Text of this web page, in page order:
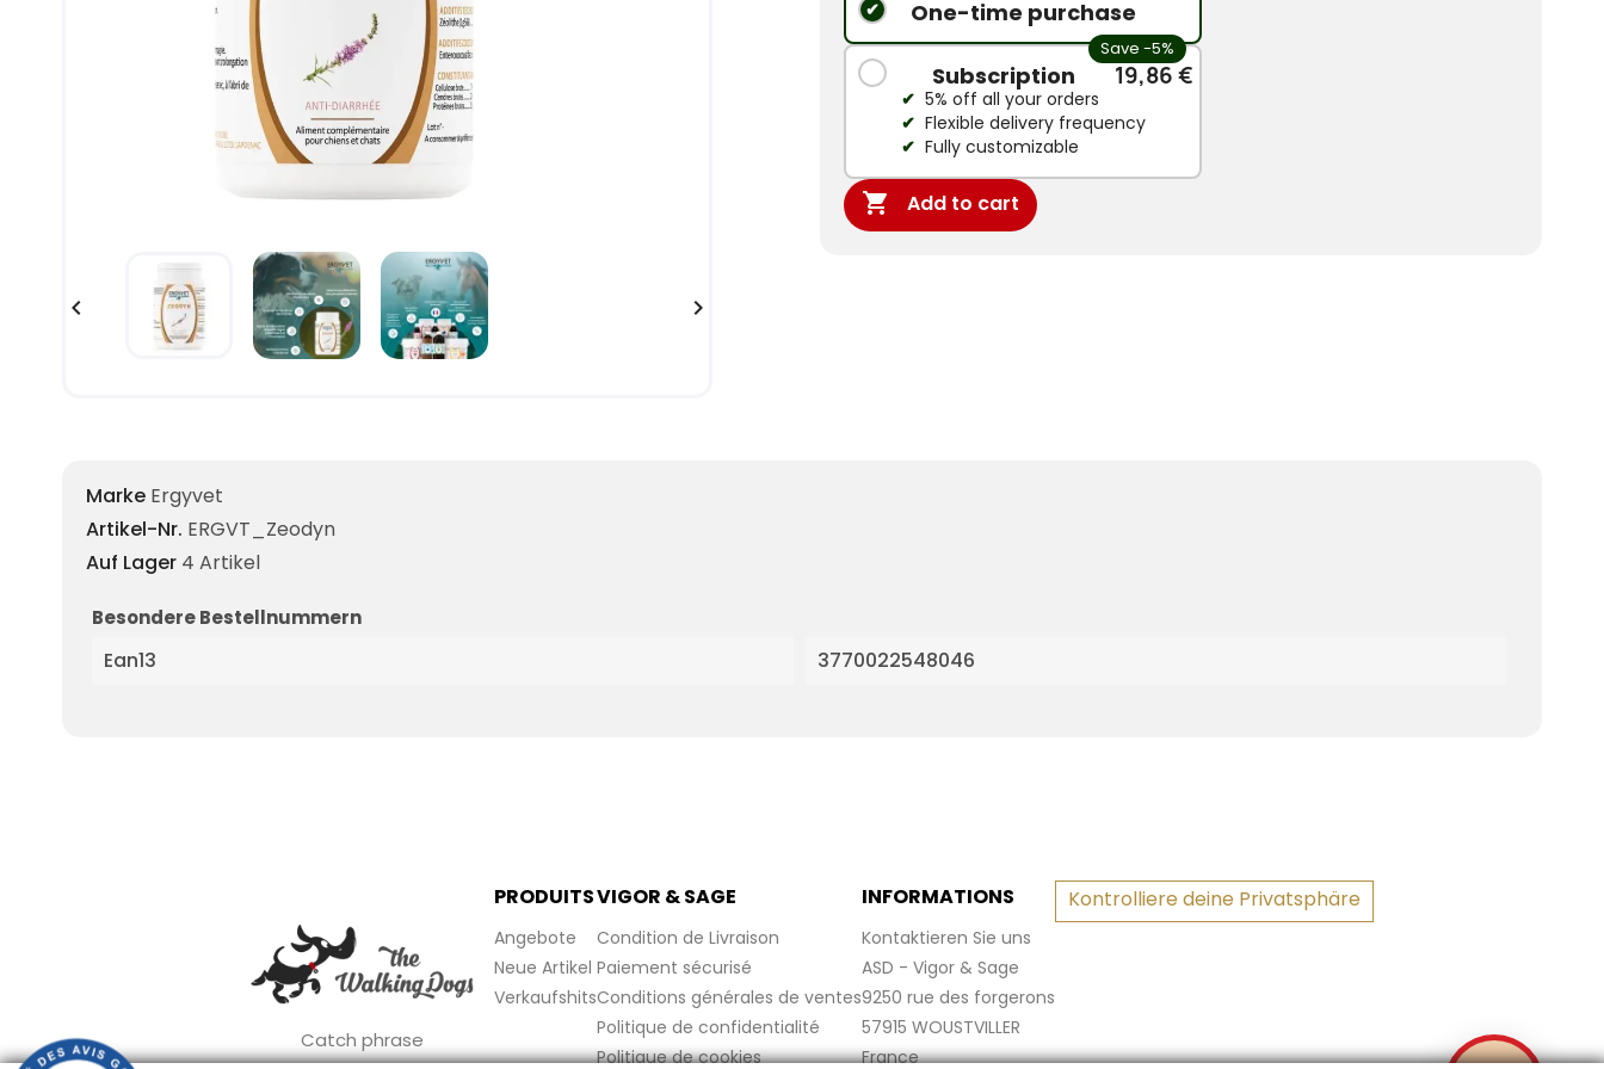
 
One-time purchase
Save -5%
Subscription 19,86 €
5% off all your orders
Flexible delivery frequency
Fully customizable
 Add to cart
Marke Ergyvet
Artikel-Nr. ERGVT_Zeodyn
Auf Lager 4 Artikel
Besondere Bestellnummern
Ean13 3770022548046
Catch phrase
PRODUITS
Angebote
Neue Artikel
Verkaufshits
VIGOR & SAGE
Condition de Livraison
Paiement sécurisé
Conditions générales de ventes
Politique de confidentialité
Politique de cookies
INFORMATIONS
Kontaktieren Sie uns
ASD - Vigor & Sage
9250 rue des forgerons
57915 WOUSTVILLER
France
Kontrolliere deine Privatsphäre